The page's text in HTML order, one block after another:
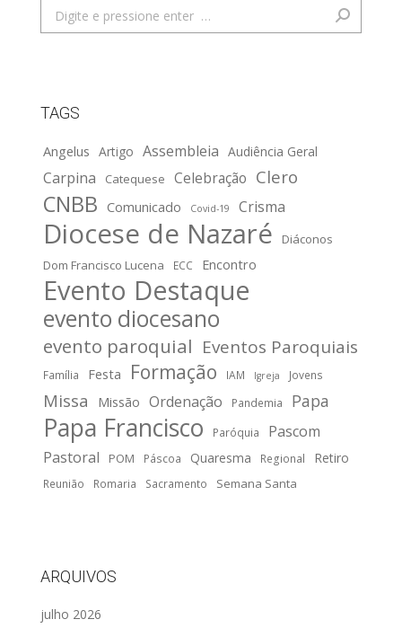
Search:
TAGS
Angelus Artigo Assembleia Audiência Geral
Carpina Catequese Celebração Clero
CNBB Comunicado Covid-19 Crisma
Diocese de Nazaré
Diáconos
Dom Francisco Lucena
ECC Encontro
Evento Destaque
evento diocesano
evento paroquial Eventos Paroquiais
Família Festa Formação IAM Igreja Jovens
Missa Missão Ordenação Pandemia Papa
Papa Francisco Paróquia
Pascom
Pastoral
POM Páscoa Quaresma Regional Retiro
Reunião Romaria Sacramento Semana Santa
ARQUIVOS
julho 2026